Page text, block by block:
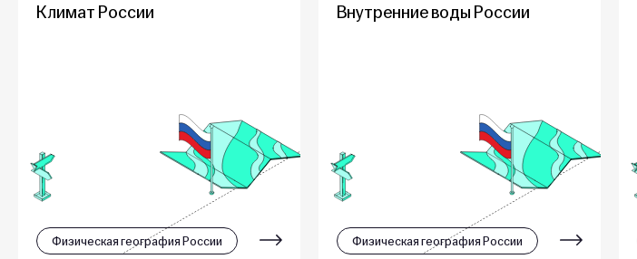
Климат России
Физическая география России
Внутренние воды России
Физическая география России